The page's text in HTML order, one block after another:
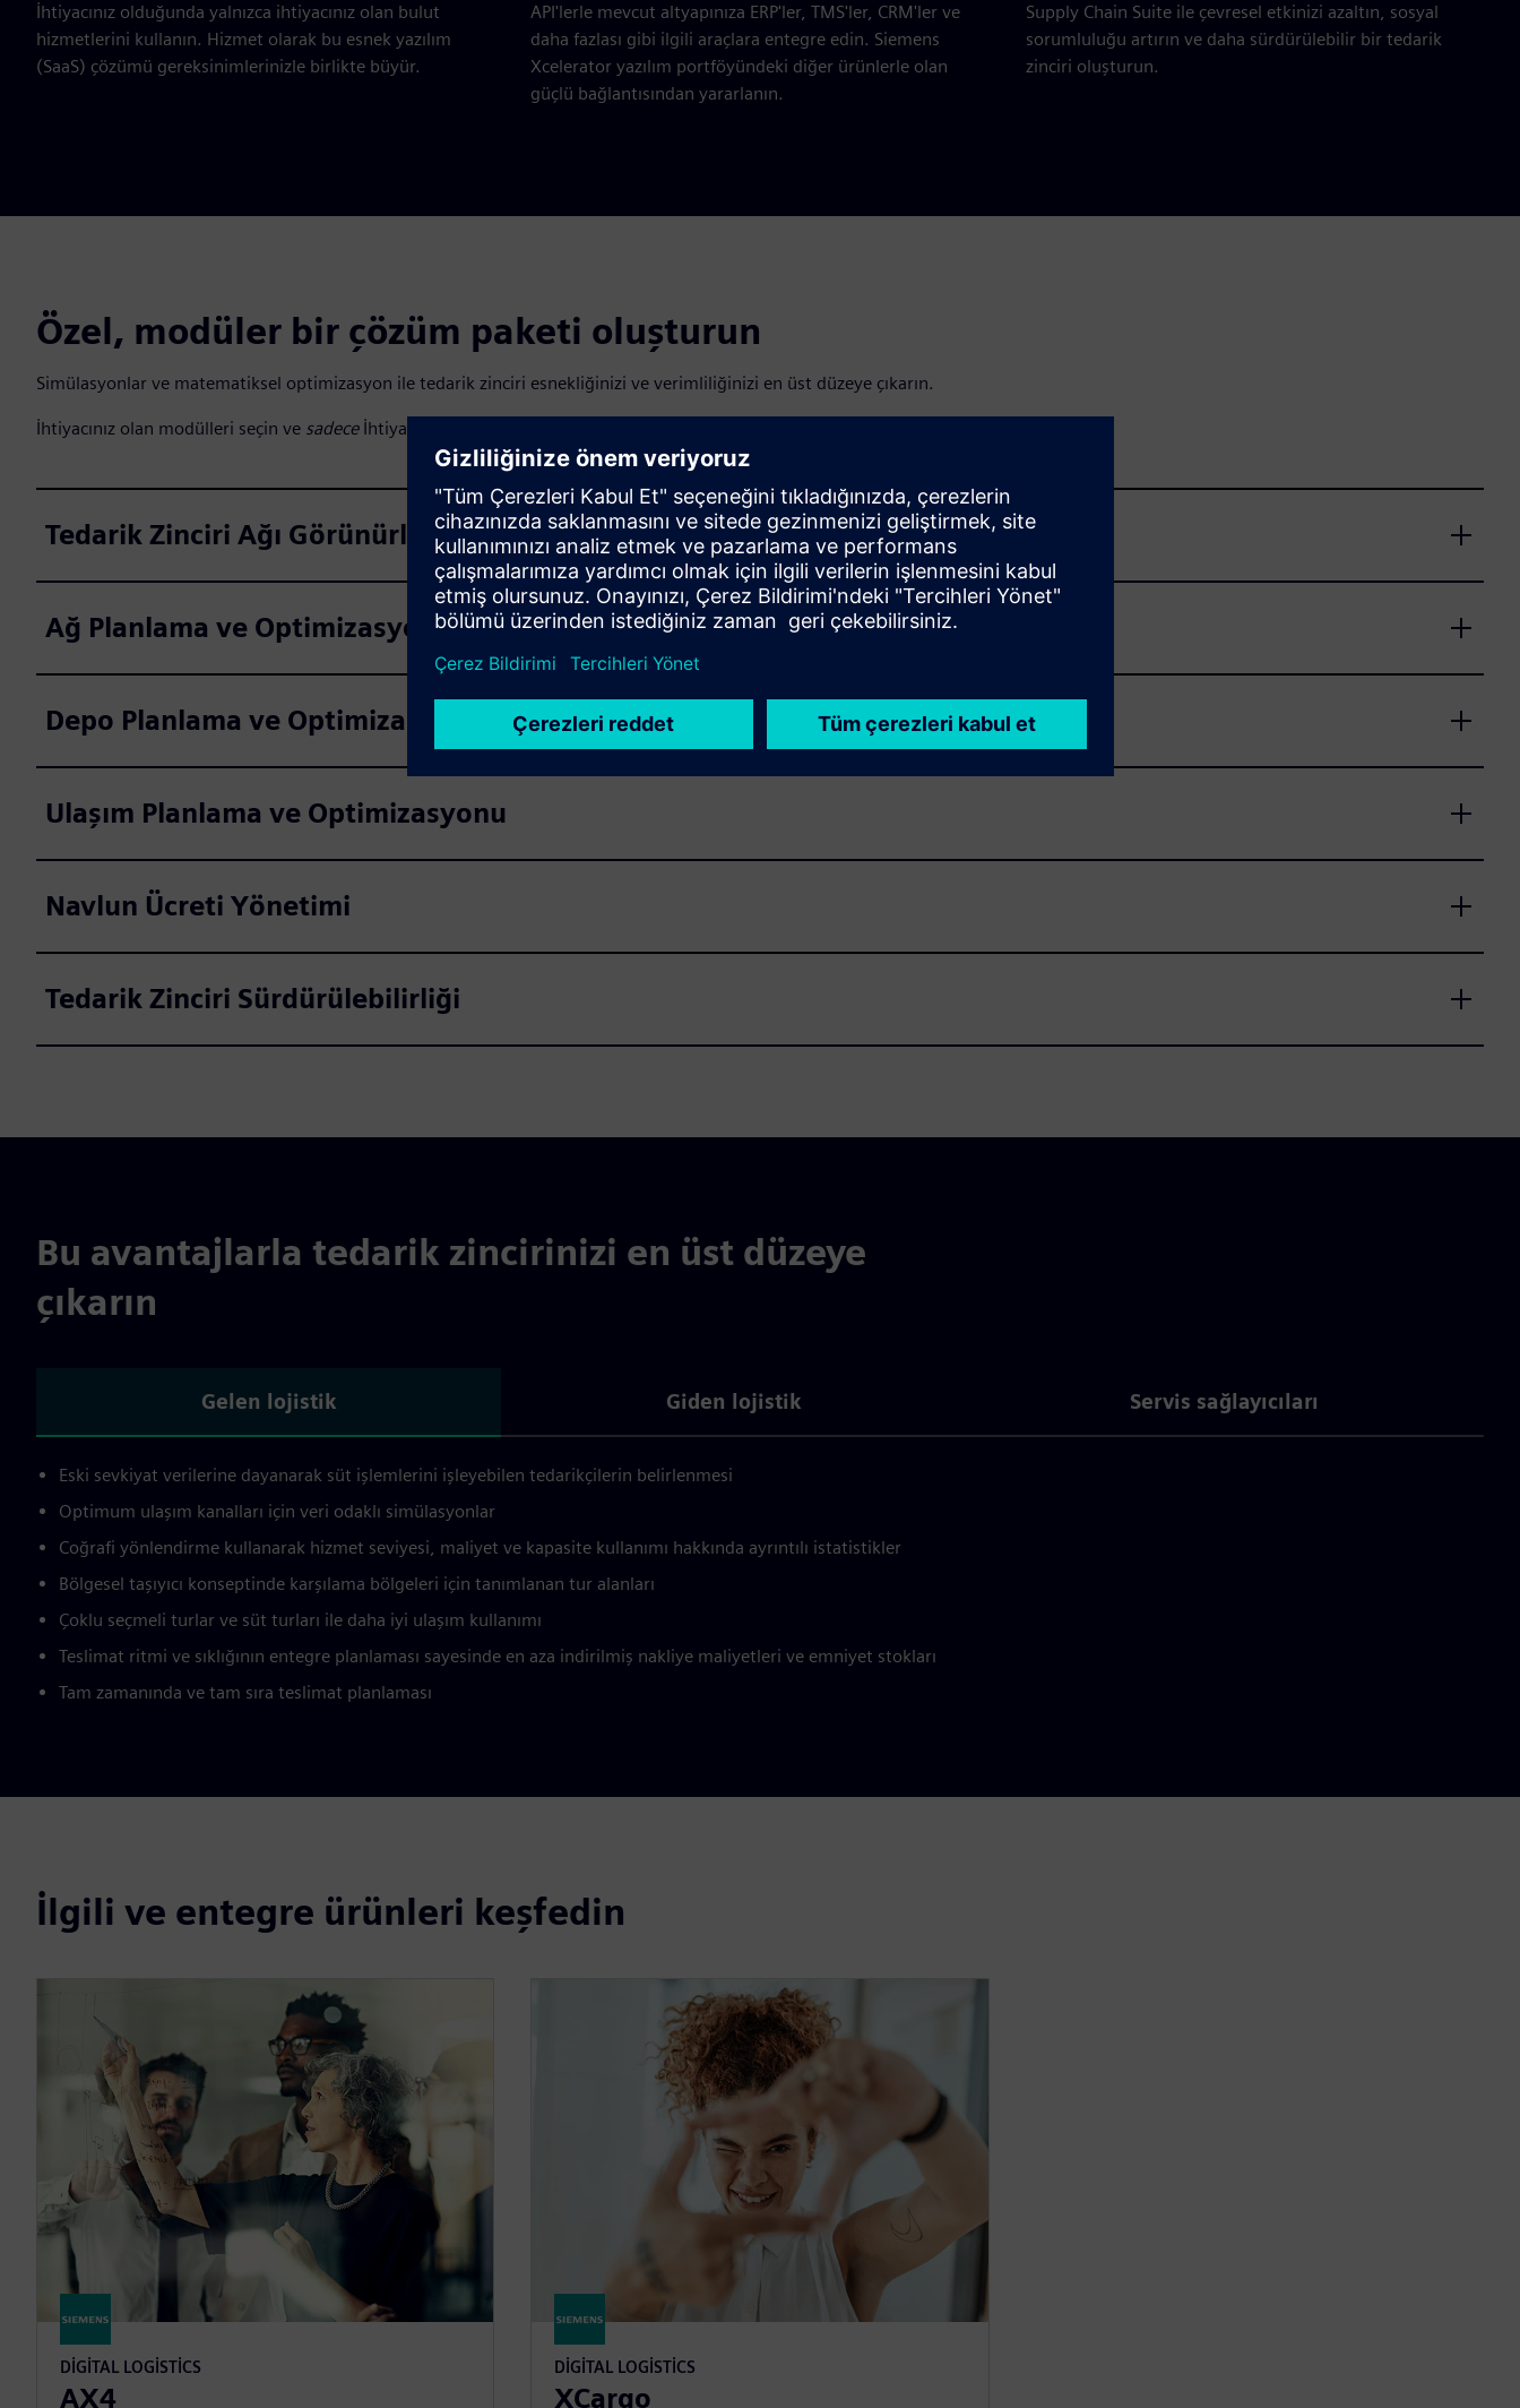
İhtiyacınız olduğunda yalnızca ihtiyacınız olan bulut
hizmetlerini kullanın. Hizmet olarak bu esnek yazılım
(SaaS) çözümü gereksinimlerinizle birlikte büyür.
API'lerle mevcut altyapınıza ERP'ler, TMS'ler, CRM'ler ve
daha fazlası gibi ilgili araçlara entegre edin. Siemens
Xcelerator yazılım portföyündeki diğer ürünlerle olan
güçlü bağlantısından yararlanın.
Supply Chain Suite ile çevresel etkinizi azaltın, sosyal
sorumluluğu artırın ve daha sürdürülebilir bir tedarik
zinciri oluşturun.
Özel, modüler bir çözüm paketi oluşturun
Simülasyonlar ve matematiksel optimizasyon ile tedarik zinciri esnekliğinizi ve verimliliğinizi en üst düzeye çıkarın.
İhtiyacınız olan modülleri seçin ve sadeceİhtiyacınız olan modüller:
Tedarik Zinciri Ağı Görünürlüğü
Ağ Planlama ve Optimizasyonu
Depo Planlama ve Optimizasyonu
Ulaşım Planlama ve Optimizasyonu
Navlun Ücreti Yönetimi
Tedarik Zinciri Sürdürülebilirliği
Bu avantajlarla tedarik zincirinizi en üst düzeye
çıkarın
Gelen lojistik Giden lojistik Servis sağlayıcıları
Eski sevkiyat verilerine dayanarak süt işlemlerini işleyebilen tedarikçilerin belirlenmesi
Optimum ulaşım kanalları için veri odaklı simülasyonlar
Coğrafi yönlendirme kullanarak hizmet seviyesi, maliyet ve kapasite kullanımı hakkında ayrıntılı istatistikler
Bölgesel taşıyıcı konseptinde karşılama bölgeleri için tanımlanan tur alanları
Çoklu seçmeli turlar ve süt turları ile daha iyi ulaşım kullanımı
Teslimat ritmi ve sıklığının entegre planlaması sayesinde en aza indirilmiş nakliye maliyetleri ve emniyet stokları
Tam zamanında ve tam sıra teslimat planlaması
İlgili ve entegre ürünleri keşfedin
DIGITAL LOGISTICS
AX4
DIGITAL LOGISTICS
XCargo